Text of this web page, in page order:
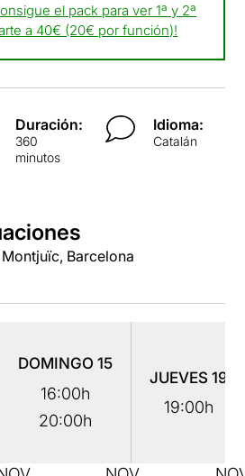
el pack para ver 1ª y 2ª
a 40€ (20€ por función)!
Duración:
360
minutos
Idioma:
Catalán
Barcelona
DOMINGO15
16:00h
20:00h
JUEVES19
19:00h